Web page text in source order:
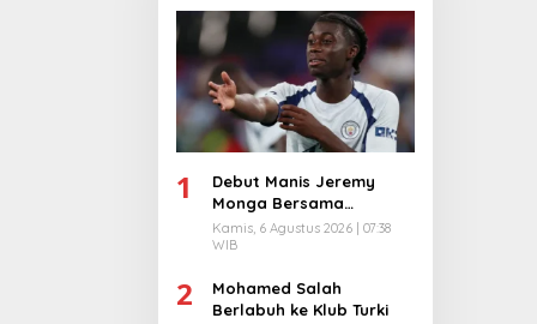
1
Debut Manis Jeremy
Monga Bersama
Manchester City
Kamis, 6 Agustus 2026 | 07:38
WIB
2
Mohamed Salah
Berlabuh ke Klub Turki